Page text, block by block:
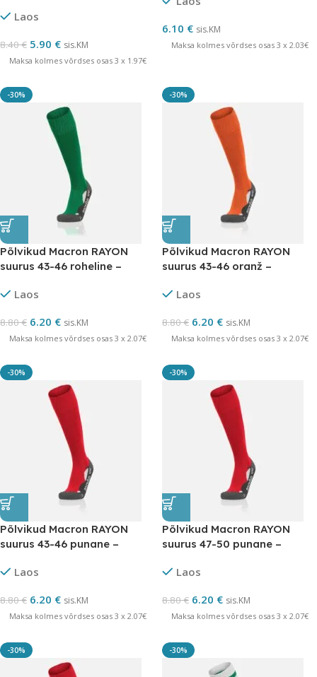
LÕPUMÜÜK
Laos
8.40€ 5.90 € sis.KM
Maksa kolmes võrdses osas 3 x 1.97€
6.10 € sis.KM
Maksa kolmes võrdses osas 3 x 2.03€
-30%
Põlvikud Macron RAYON
suurus 43-46 roheline –
Laos
8.80€ 6.20 € sis.KM
Maksa kolmes võrdses osas 3 x 2.07€
-30%
Põlvikud Macron RAYON
suurus 43-46 oranž –
Laos
8.80€ 6.20 € sis.KM
Maksa kolmes võrdses osas 3 x 2.07€
-30%
Põlvikud Macron RAYON
suurus 43-46 punane –
Laos
8.80€ 6.20 € sis.KM
Maksa kolmes võrdses osas 3 x 2.07€
-30%
Põlvikud Macron RAYON
suurus 47-50 punane –
Laos
8.80€ 6.20 € sis.KM
Maksa kolmes võrdses osas 3 x 2.07€
-30% -30%